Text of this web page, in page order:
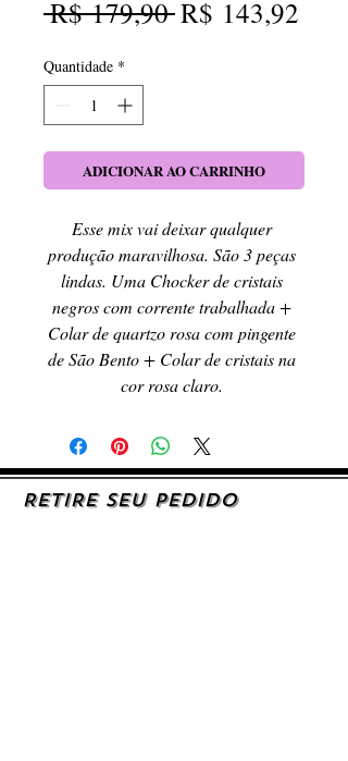
R$ 179,90 Preço
R$ 143,92
Quantidade *
ADICIONAR AO CARRINHO
Esse mix vai deixar qualquer
produção maravilhosa. São 3 peças
lindas. Uma Chocker de cristais
negros com corrente trabalhada +
Colar de quartzo rosa com pingente
de São Bento + Colar de cristais na
cor rosa claro.
RETIRE SEU PEDIDO